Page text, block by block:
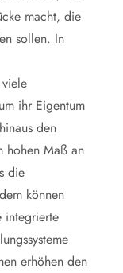
macht, die
sollen. In
ihr Eigentum
den
hohen Maß an
die
können
integrierte
erhöhen den